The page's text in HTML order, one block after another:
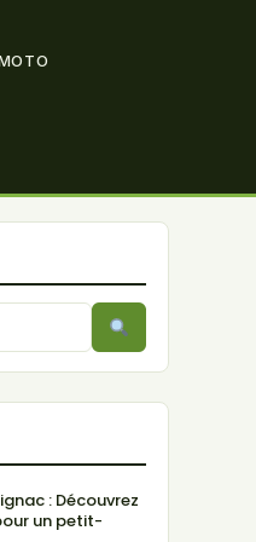
: Découvrez
un petit-